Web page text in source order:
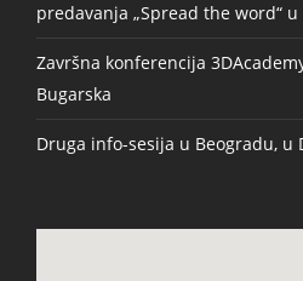
predavanja „Spread the word“
Završna konferencija
Bugarska
Druga info-sesija u Beogradu, u